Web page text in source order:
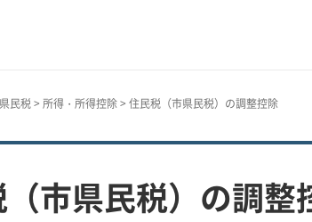
民税> 所得・所得控除> 住民税（市県民税）の調整控除
市県民税）の調整